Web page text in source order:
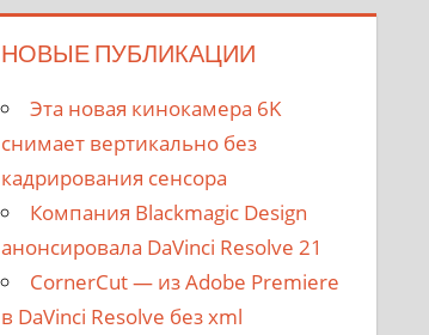
НОВЫЕ ПУБЛИКАЦИИ
Эта новая кинокамера 6K
снимает вертикально без
кадрирования сенсора
Компания Blackmagic Design
анонсировала DaVinci Resolve 21
CornerCut — из Adobe Premiere
в DaVinci Resolve без xml